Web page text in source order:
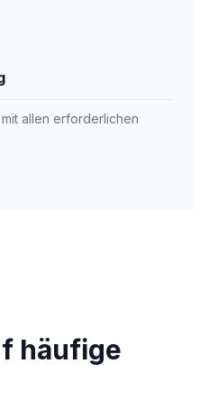
allen erforderlichen
häufige